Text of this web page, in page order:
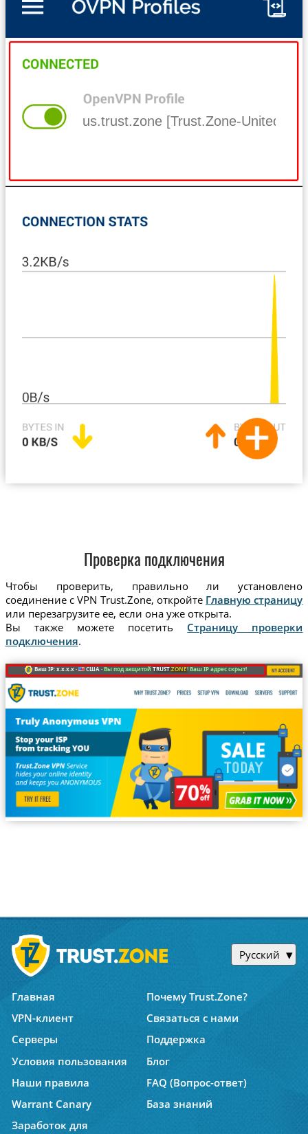
us.trust.zone [Trust.Zone-United-
Проверка подключения
Чтобы проверить, правильно ли установлено
соединение с VPN Trust.Zone, откройте Главную страницу
или перезагрузите ее, если она уже открыта.
Вы также можете посетить Страницу проверки
подключения.
Ваш IP: x.x.x.x · США ·Вы под защитойTRUST.ZONE! Ваш IP адрес скрыт!
Русский
Главная
Почему Trust.Zone?
VPN-клиент
Связаться с нами
Серверы
Поддержка
Условия пользования
Блог
Наши правила
FAQ (Вопрос-ответ)
Warrant Canary
База знаний
Заработок для